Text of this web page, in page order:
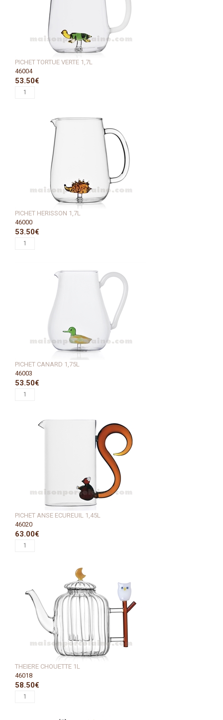
PICHET TORTUE VERTE 1,7L
46004
53.50€
PICHET HERISSON 1,7L
46000
53.50€
PICHET CANARD 1,75L
46003
53.50€
PICHET ANSE ECUREUIL 1,45L
46020
63.00€
THEIERE CHOUETTE 1L
46018
58.50€